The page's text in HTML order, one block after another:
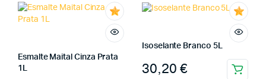
Esmalte Maital Cinza Prata
1L
Isoselante Branco 5L
30,20 €